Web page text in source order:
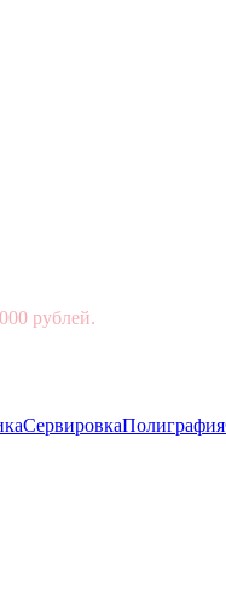
рублей.
СервировкаПолиграфия